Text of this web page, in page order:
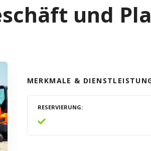
und
MERKMALE &
RESERVIERUNG